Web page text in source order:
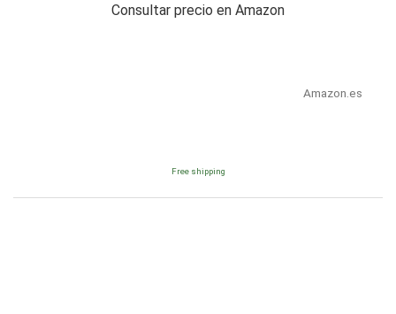
Consultar precio en Amazon
Amazon.es
Free shipping